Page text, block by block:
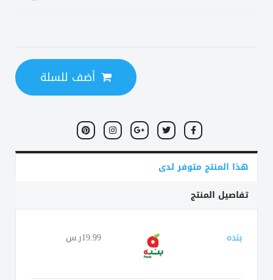
أضف للسلة
هذا المنتج متوفر لدى
تفاصيل المنتج
بنده 19.99ر.س